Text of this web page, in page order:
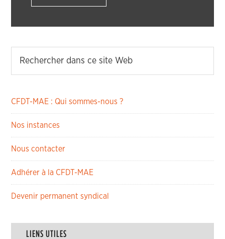
CFDT-MAE : Qui sommes-nous ?
Nos instances
Nous contacter
Adhérer à la CFDT-MAE
Devenir permanent syndical
LIENS UTILES